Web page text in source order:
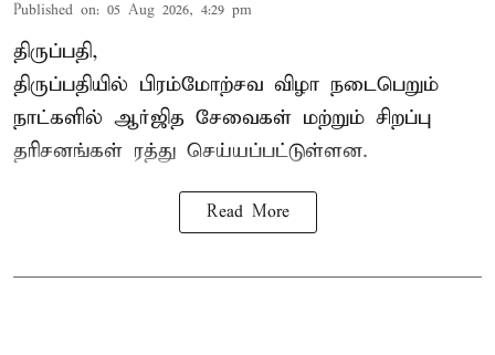
Published on: 05 Aug 2026, 4:29 pm
திருப்பதி,
திருப்பதியில் பிரம்மோற்சவ விழா நடைபெறும்
நாட்களில் ஆர்ஜித சேவைகள் மற்றும் சிறப்பு
தரிசனங்கள் ரத்து செய்யப்பட்டுள்ளன.
Read More